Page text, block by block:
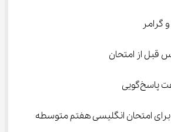
گرامر
قبل از امتحان
برای امتحان انگلیسی هفتم متوسطه